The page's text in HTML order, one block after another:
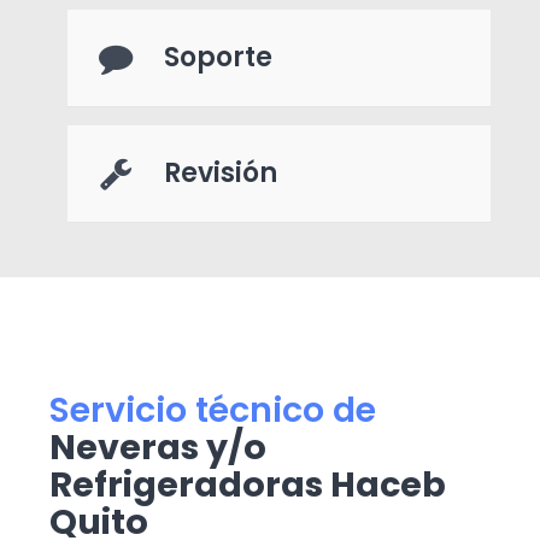
Soporte
Revisión
Servicio técnico de
Neveras y/o
Refrigeradoras Haceb
Quito